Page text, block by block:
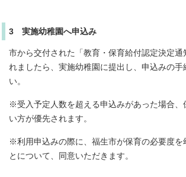
3 実施幼稚園へ申込み
市から交付された「教育・保育給付認定決定通
れましたら、実施幼稚園に提出し、申込みの手
い。
※受入予定人数を超える申込みがあった場合、
い方が優先されます。
※利用申込みの際に、福生市が保育の必要度を
とについて、同意いただきます。